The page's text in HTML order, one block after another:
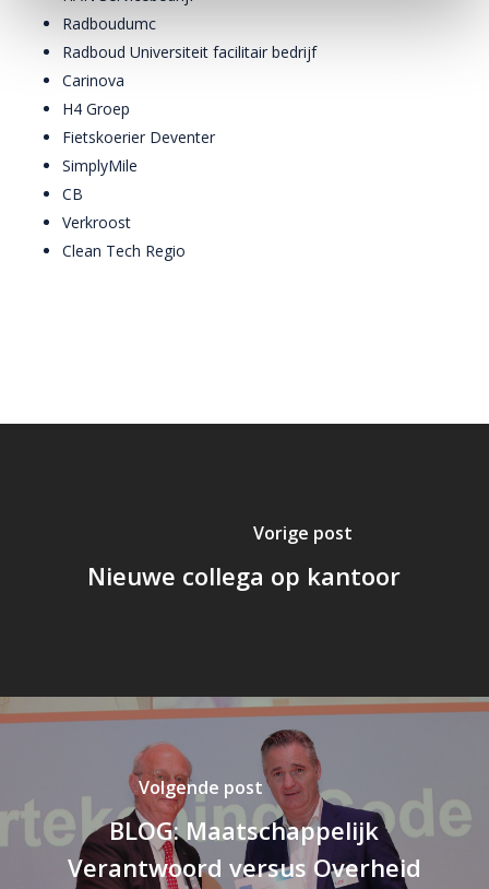
Radboudumc
Radboud Universiteit facilitair bedrijf
Carinova
H4 Groep
Fietskoerier Deventer
SimplyMile
CB
Verkroost
Clean Tech Regio
Nieuwe collega op kantoor
BLOG: Maatschappelijk
Verantwoord versus Overheid